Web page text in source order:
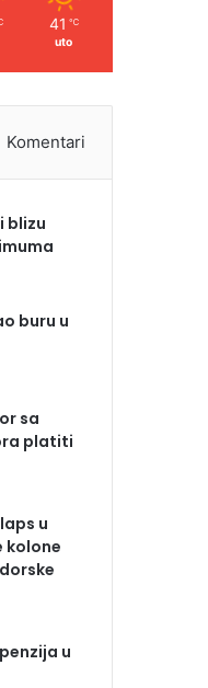
41 ℃
uto
Komentari
blizu
buru u
sa
platiti
u
kolone
u